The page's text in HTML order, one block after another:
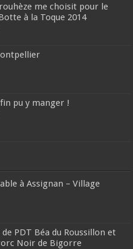
me choisit pour le
à la Toque 2014
pu y manger !
à Assignan – Village
PDT Béa du Roussillon et
Noir de Bigorre